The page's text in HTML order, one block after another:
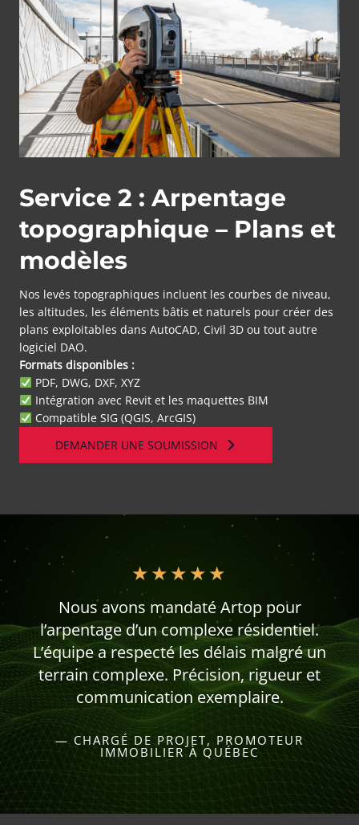
Service 2 : Arpentage
topographique – Plans et
modèles
Nos levés topographiques incluent les courbes de niveau,
les altitudes, les éléments bâtis et naturels pour créer des
plans exploitables dans AutoCAD, Civil 3D ou tout autre
logiciel DAO.
Formats disponibles :
PDF, DWG, DXF, XYZ
Intégration avec Revit et les maquettes BIM
Compatible SIG (QGIS, ArcGIS)
DEMANDER UNE SOUMISSION
★★★★★
Nous avons mandaté Artop pour
l’arpentage d’un complexe résidentiel.
L’équipe a respecté les délais malgré un
terrain complexe. Précision, rigueur et
communication exemplaire.
— CHARGÉ DE PROJET, PROMOTEUR
IMMOBILIER À QUÉBEC